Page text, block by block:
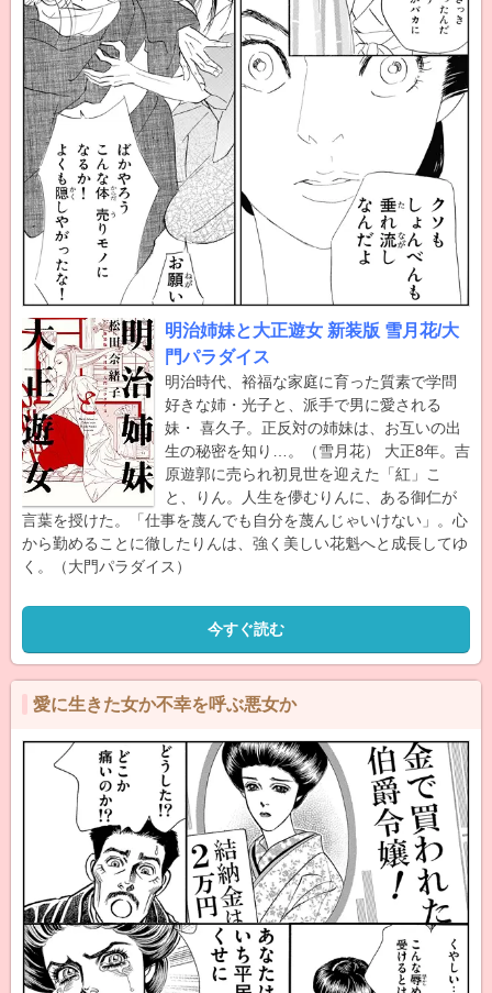
明治姉妹と大正遊女 新装版 雪月花/大
門パラダイス
明治時代、裕福な家庭に育った質素で学問
好きな姉・光子と、派手で男に愛される
妹・ 喜久子。正反対の姉妹は、お互いの出
生の秘密を知り…。（雪月花） 大正8年。吉
原遊郭に売られ初見世を迎えた「紅」こ
と、りん。人生を儚むりんに、ある御仁が
言葉を授けた。「仕事を蔑んでも自分を蔑んじゃいけない」。心
から勤めることに徹したりんは、強く美しい花魁へと成長してゆ
く。（大門パラダイス）
今すぐ読む
愛に生きた女か不幸を呼ぶ悪女か